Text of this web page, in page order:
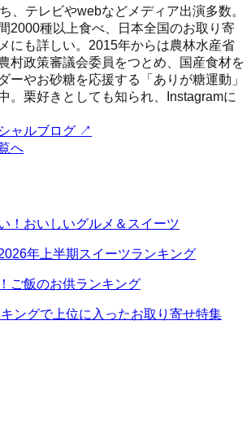
、テレビやwebなどメディア出演多数。
2000種以上食べ、日本全国のお取り寄
にも詳しい。2015年からは農林水産省
村政策審議会委員をつとめ、国産食材を
ーやお砂糖を応援する「ありが糖運動」
。栗好きとしても知られ、Instagramに
ャルブログ ↗
へ
！おいしいグルメ＆スイーツ
年上半期スイーツランキング
ご飯のお供ランキング
ングで上位に入ったお取り寄せ特集